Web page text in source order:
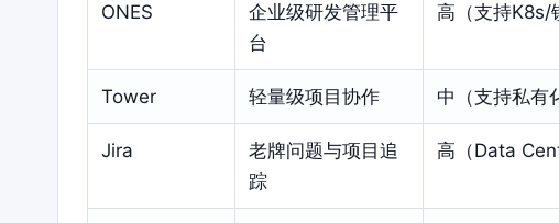
ONES
企业级研发管理平
台
高（支持K8s/
Tower 轻量级项目协作 中（支持私有
Jira
老牌问题与项目追
踪
高（Data